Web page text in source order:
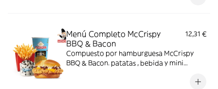
Menú Completo McCrispy
BBQ & Bacon
12,31 €
Compuesto por hamburguesa McCrispy
BBQ & Bacon. patatas , bebida y mini